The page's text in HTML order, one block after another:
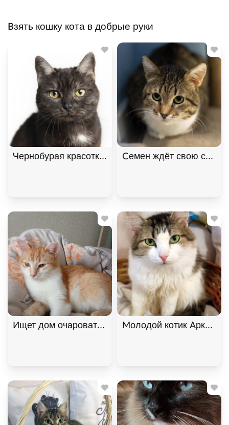
Взять кошку кота в добрые руки
Чернобурая красотка ШанельСемен ждёт свою семью
Ищет дом очаровательная девочка котенок
Молодой котик